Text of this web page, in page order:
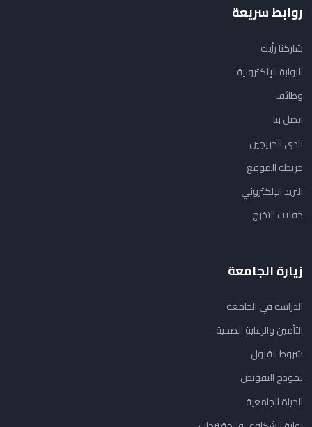
روابط سريعة
شاركنا رأيك
البوابة الإلكترونية
وظائف
اتصل بنا
نادي الخريجين
خريطة الموقع
البريد الإلكتروني
حفلات التخرج
زيارة الجامعة
الدراسة في الجامعة
التأمين والرعاية الصحية
شروط القبول
نموذج التفويض
الحياة الجامعية